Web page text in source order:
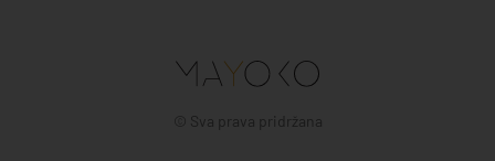
© Sva prava pridržana